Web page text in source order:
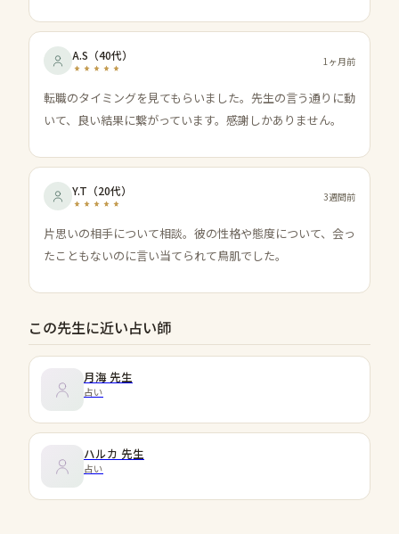
A.S （40代） 1ヶ月前
転職のタイミングを見てもらいました。先生の言う通りに動
いて、良い結果に繋がっています。感謝しかありません。
Y.T （20代） 3週間前
片思いの相手について相談。彼の性格や態度について、会っ
たこともないのに言い当てられて鳥肌でした。
この先生に近い占い師
月海 先生
占い
ハルカ 先生
占い